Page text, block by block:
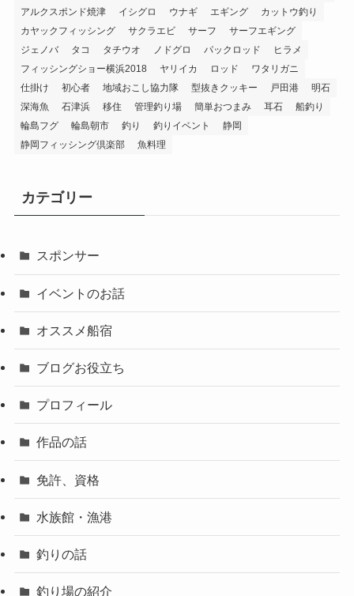
アルクスポンド焼津
イシグロ ウナギ エギング
カットウ釣り
カヤックフィッシング
サクラエビ サーフ
サーフエギング
ジェノバ
タコ タチウオ ノドグロ パックロッド
ヒラメ
フィッシングショー横浜2018
ヤリイカ ロッド
ワタリガニ
仕掛け
初心者 地域おこし協力隊 型抜きクッキー 戸田港
明石
深海魚
石津浜 移住 管理釣り場 簡単おつまみ 耳石
船釣り
輪島フグ
輪島朝市 釣り 釣りイベント
静岡
静岡フィッシング倶楽部
魚料理
カテゴリー
スポンサー
イベントのお話
オススメ船宿
ブログお役立ち
プロフィール
作品の話
免許、資格
水族館・漁港
釣りの話
釣り場の紹介